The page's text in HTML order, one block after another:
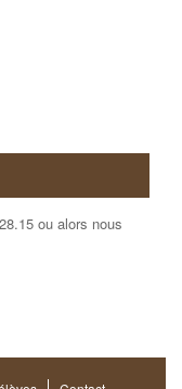
ou alors nous